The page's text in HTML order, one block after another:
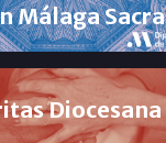
Málaga Sacra
Diocesana